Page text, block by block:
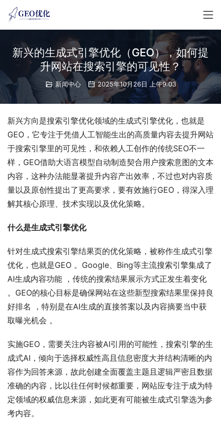
新兴的生成式引擎优化（GEO），如何提
升网站在搜索引擎的可见性？
新闻中心 2025年10月26日 上午9:03
新兴方向是搜索引擎优化领域的生成式引擎优化，也就是
GEO，它专注于凭借人工智能生出的高质量内容去提升网站
于搜索引擎里的可见性，和依赖人工创作的传统SEO不一
样，GEO借助大语言模型自动制造契合用户搜索意图的文本
内容，这种办法能显著提升内容产出效率，不过也对内容质
量以及原创性提出了更高要求，要有效施行GEO，得深入理
解其核心原理、技术实现以及优化策略。
什么是生成式引擎优化
针对生成式搜索引擎结果页的优化策略，被称作生成式引擎
优化，也就是GEO 。Google、Bing等主流搜索引擎集成了
AI生成内容功能 ，传统的搜索结果展示方式正发生着变化
。GEO的核心目标是确保网站在这些新型搜索结果里保持良
好排名 ，特别是在AI生成的直接答案以及内容摘要当中获
取曝光机会 。
实施GEO，需要关注内容被AI引用的可能性，搜索引擎的生
成式AI，倾向于选择权威性高且信息密度大并结构清晰的内
容作为回答来源，故此创建全面覆盖主题且逻辑严密且数据
准确的内容，比以往任何时候都重要，网站应专注于成为特
定领域的权威信息来源，如此更有可能被生成式引擎选为参
考内容。